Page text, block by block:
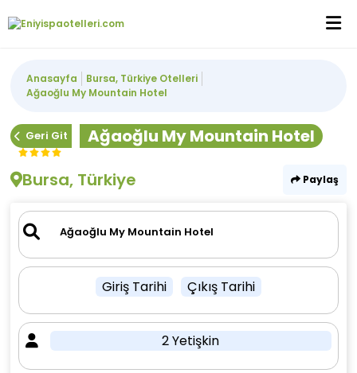
Anasayfa
Bursa, Türkiye Otelleri
Ağaoğlu My Mountain Hotel
Geri Git
Ağaoğlu My Mountain Hotel
Bursa, Türkiye
Paylaş
Giriş Tarihi Çıkış Tarihi
2 Yetişkin